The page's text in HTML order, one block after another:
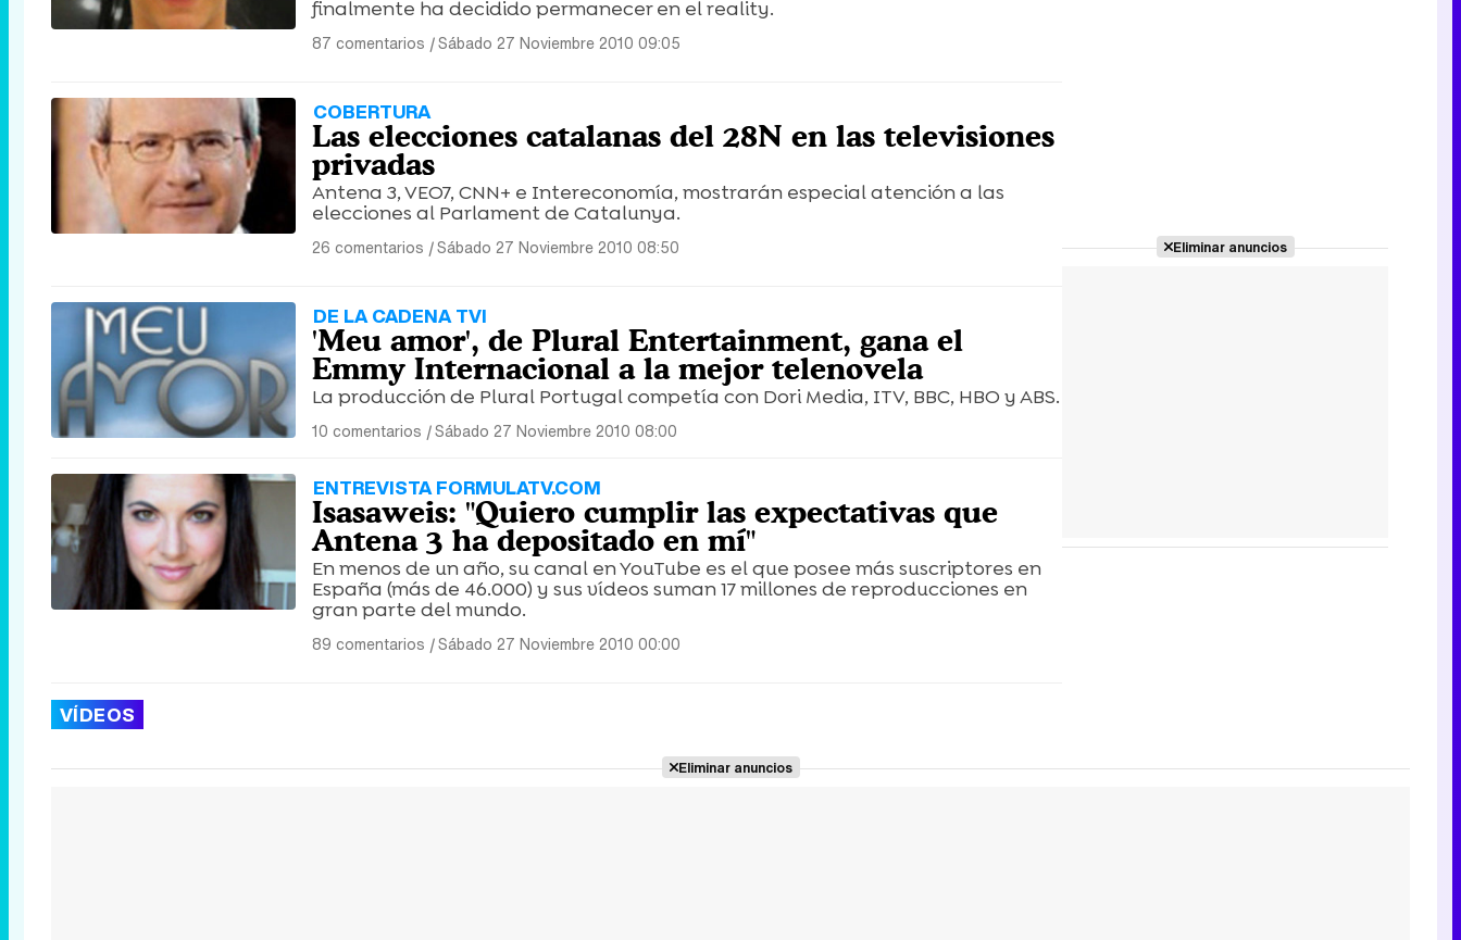
finalmente ha decidido permanecer en el reality.
87 comentarios |Sábado 27 Noviembre 2010 09:05
COBERTURA
Las elecciones catalanas del 28N en las televisiones
privadas
Antena 3, VEO7, CNN+ e Intereconomía, mostrarán especial atención a las
elecciones al Parlament de Catalunya.
26 comentarios |Sábado 27 Noviembre 2010 08:50
DE LA CADENA TVI
'Meu amor', de Plural Entertainment, gana el
Emmy Internacional a la mejor telenovela
La producción de Plural Portugal competía con Dori Media, ITV, BBC, HBO y ABS.
10 comentarios |Sábado 27 Noviembre 2010 08:00
ENTREVISTA FORMULATV.COM
Isasaweis: "Quiero cumplir las expectativas que
Antena 3 ha depositado en mí"
En menos de un año, su canal en YouTube es el que posee más suscriptores en
España (más de 46.000) y sus vídeos suman 17 millones de reproducciones en
gran parte del mundo.
89 comentarios |Sábado 27 Noviembre 2010 00:00
VÍDEOS
Eliminar anuncios
Eliminar anuncios